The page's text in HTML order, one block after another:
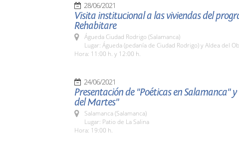
28/06/2021
Visita institucional a las viviendas del
Rehabitare
Águeda Ciudad Rodrigo (Salamanca)
Lugar: Águeda (pedanía de Ciudad Rodrigo) y Aldea del
Hora: 11:00 h. y 12:00 h.
24/06/2021
Presentación de "Poéticas en Salamanca" y
del Martes"
Salamanca (Salamanca)
Lugar: Patio de La Salina
Hora: 19:00 h.